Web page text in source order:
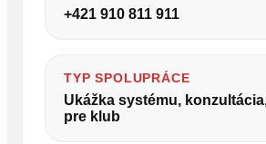
+421 910 811 911
TYP SPOLUPRÁCE
Ukážka systému,
pre klub